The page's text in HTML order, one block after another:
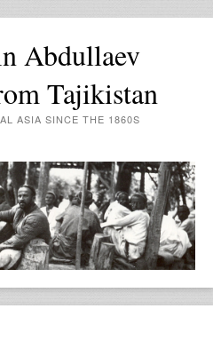
Abdullaev
Tajikistan
ASIA SINCE THE 1860S